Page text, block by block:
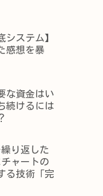
ステム】
感想を暴
な資金はい
続けるには
り返した
ャートの
る技術「完